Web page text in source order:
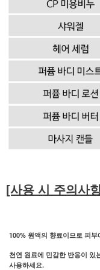
[사용 시 주의사
100% 원액의 향료이므로 피
천연 원료에 민감한 반응이 있
사용하세요.